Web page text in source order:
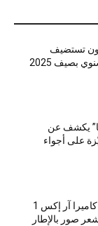
تستضيف
النسخة الثالثة من معرضها السنوي بصيف 2025
يكشف عن
على أجواء
سوني تطلق الجيل الثالث من كاميرا آر إكس 1
صور بالإطار